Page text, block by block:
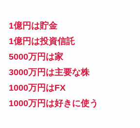
1億円は貯金
1億円は投資信託
5000万円は家
3000万円は主要な株
1000万円はFX
1000万円は好きに使う